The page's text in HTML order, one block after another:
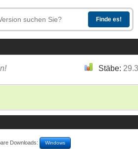
Stäbe:
Downloads: Windows